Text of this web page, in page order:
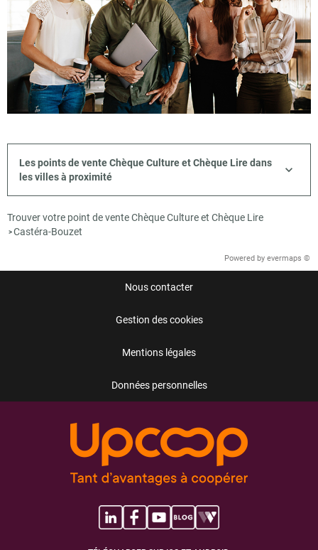
Les points de vente Chèque Culture et Chèque Lire dans
les villes à proximité
Trouver votre point de vente Chèque Culture et Chèque Lire
>Castéra-Bouzet
Powered by evermaps ©
Nous contacter
Gestion des cookies
Mentions légales
Données personnelles